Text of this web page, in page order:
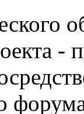
-